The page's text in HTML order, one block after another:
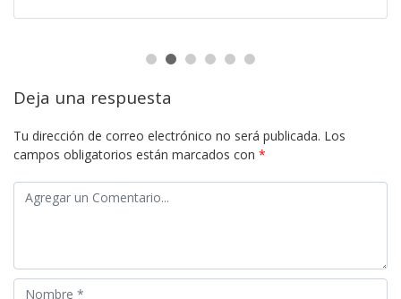
Deja una respuesta
Tu dirección de correo electrónico no será publicada. Los
campos obligatorios están marcados con *